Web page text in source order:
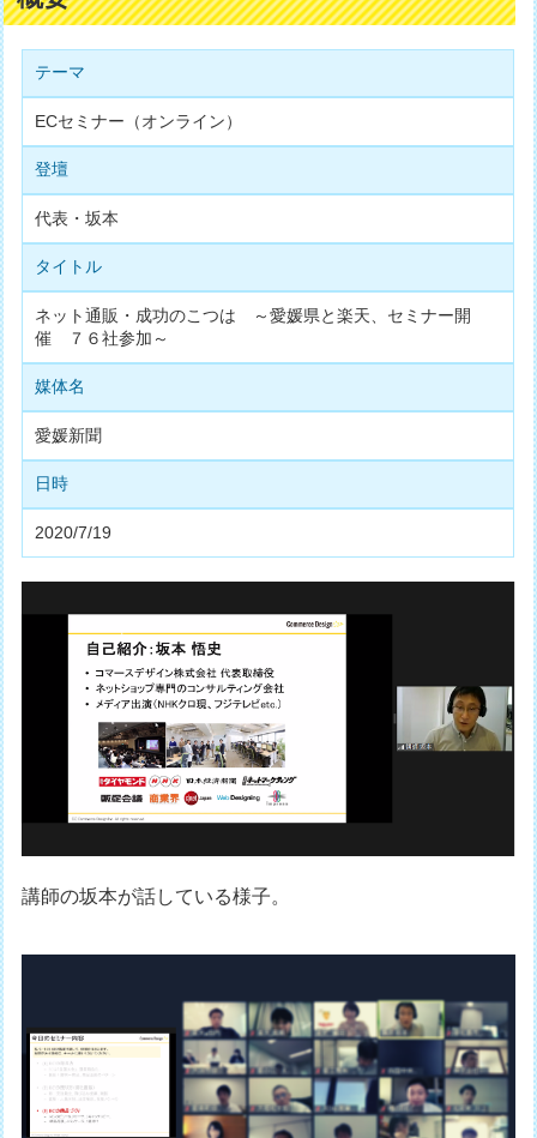
テーマ
ECセミナー（オンライン）
登壇
代表・坂本
タイトル
ネット通販・成功のこつは ～愛媛県と楽天、セミナー開
催 ７６社参加～
媒体名
愛媛新聞
日時
2020/7/19
講師の坂本が話している様子。